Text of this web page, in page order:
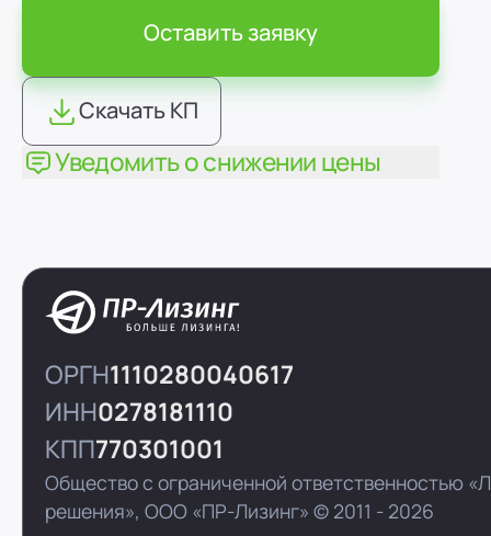
Оставить заявку
Скачать КП
Уведомить о снижении цены
ОРГН1110280040617
ИНН0278181110
КПП770301001
Общество с ограниченной ответственностью
решения»,ООО «ПР-Лизинг» © 2011 - 2026